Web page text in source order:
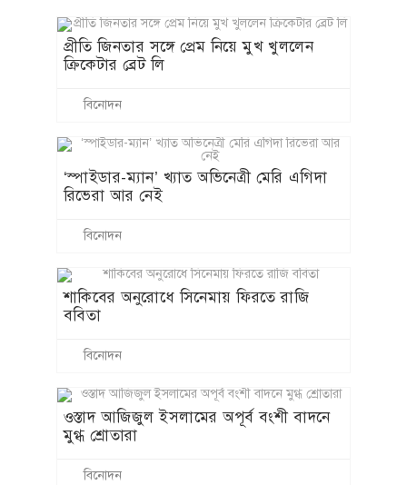
প্রীতি জিনতার সঙ্গে প্রেম নিয়ে মুখ খুললেন
ক্রিকেটার ব্রেট লি
বিনোদন
‘স্পাইডার-ম্যান’ খ্যাত অভিনেত্রী মেরি এগিদা
রিভেরা আর নেই
বিনোদন
শাকিবের অনুরোধে সিনেমায় ফিরতে রাজি
ববিতা
বিনোদন
ওস্তাদ আজিজুল ইসলামের অপূর্ব বংশী বাদনে
মুগ্ধ শ্রোতারা
বিনোদন